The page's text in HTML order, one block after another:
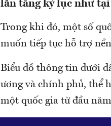
lần tăng kỷ lục như
Trong khi đó, một số
muốn tiếp tục hỗ trợ
Biểu đồ thông tin dưới
ương và chính phủ, thể
một quốc gia từ đầu